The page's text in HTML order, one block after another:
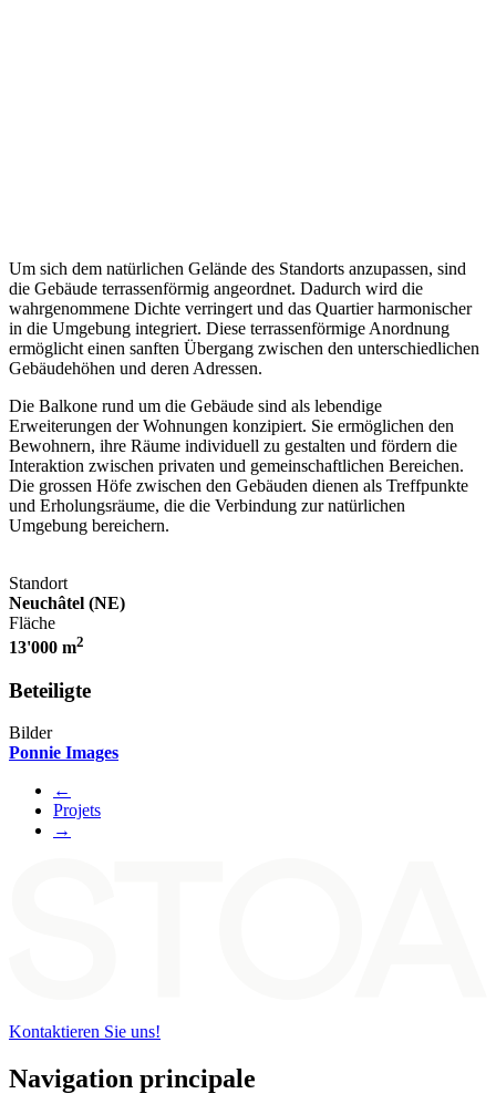
Um sich dem natürlichen Gelände des Standorts anzupassen, sind
die Gebäude terrassenförmig angeordnet. Dadurch wird die
wahrgenommene Dichte verringert und das Quartier harmonischer
in die Umgebung integriert. Diese terrassenförmige Anordnung
ermöglicht einen sanften Übergang zwischen den unterschiedlichen
Gebäudehöhen und deren Adressen.
Die Balkone rund um die Gebäude sind als lebendige
Erweiterungen der Wohnungen konzipiert. Sie ermöglichen den
Bewohnern, ihre Räume individuell zu gestalten und fördern die
Interaktion zwischen privaten und gemeinschaftlichen Bereichen.
Die grossen Höfe zwischen den Gebäuden dienen als Treffpunkte
und Erholungsräume, die die Verbindung zur natürlichen
Umgebung bereichern.
Standort
Neuchâtel (NE)
Fläche
13'000 m2
Beteiligte
Bilder
Ponnie Images
←
Projets
→
Kontaktieren Sie uns!
Navigation principale